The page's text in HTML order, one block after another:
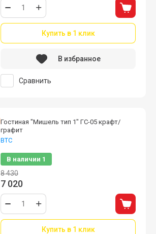
Купить в 1 клик
Сравнить
В избранное
Гостиная "Мишель тип 1" ГС-05 крафт/
графит
ВТС
В наличии 1
8 430
7 020
Купить в 1 клик